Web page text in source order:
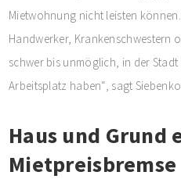
Mietwohnung nicht leisten
Handwerker, Krankenschwestern
schwer bis unmöglich, in der
Arbeitsplatz haben“, sagt
Haus und Grund